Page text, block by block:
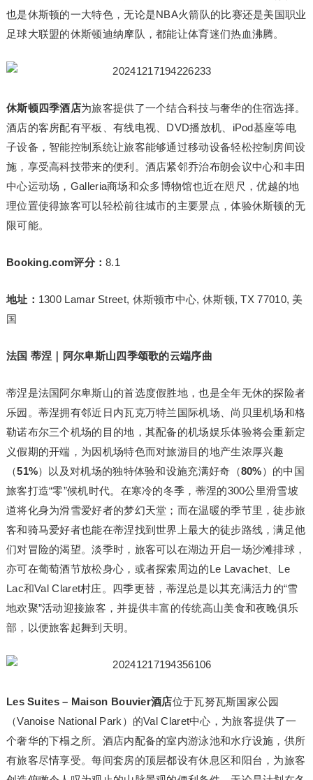
也是休斯顿的一大特色，无论是NBA火箭队的比赛还是美国职业
足球大联盟的休斯顿迪纳摩队，都能让体育迷们热血沸腾。
休斯顿四季酒店为旅客提供了一个结合科技与奢华的住宿选择。
酒店的客房配有平板、有线电视、DVD播放机、iPod基座等电
子设备，智能控制系统让旅客能够通过移动设备轻松控制房间设
施，享受高科技带来的便利。酒店紧邻乔治布朗会议中心和丰田
中心运动场，Galleria商场和众多博物馆也近在咫尺，优越的地
理位置使得旅客可以轻松前往城市的主要景点，体验休斯顿的无
限可能。
Booking.com评分：8.1
地址： 1300 Lamar Street, 休斯顿市中心, 休斯顿, TX 77010, 美
国
法国 蒂涅｜阿尔卑斯山四季颂歌的云端序曲
蒂涅是法国阿尔卑斯山的首选度假胜地，也是全年无休的探险者
乐园。蒂涅拥有邻近日内瓦克万特兰国际机场、尚贝里机场和格
勒诺布尔三个机场的目的地，其配备的机场娱乐体验将会重新定
义假期的开端，为因机场特色而对旅游目的地产生浓厚兴趣
（51%）以及对机场的独特体验和设施充满好奇（80%）的中国
旅客打造“零”候机时代。在寒冷的冬季，蒂涅的300公里滑雪坡
道将化身为滑雪爱好者的梦幻天堂；而在温暖的季节里，徒步旅
客和骑马爱好者也能在蒂涅找到世界上最大的徒步路线，满足他
们对冒险的渴望。淡季时，旅客可以在湖边开启一场沙滩排球，
亦可在葡萄酒节放松身心，或者探索周边的Le Lavachet、Le
Lac和Val Claret村庄。四季更替，蒂涅总是以其充满活力的“雪
地欢聚”活动迎接旅客，并提供丰富的传统高山美食和夜晚俱乐
部，以便旅客起舞到天明。
Les Suites – Maison Bouvier酒店位于瓦努瓦斯国家公园
（Vanoise National Park）的Val Claret中心，为旅客提供了一
个奢华的下榻之所。酒店内配备的室内游泳池和水疗设施，供所
有旅客尽情享受。每间套房的顶层都设有休息区和阳台，为旅客